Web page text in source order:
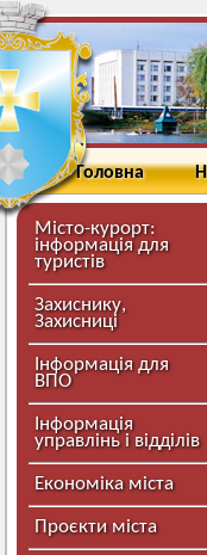
Головна
Місто-курорт:
інформація для
туристів
Захиснику,
Захисниці
Інформація для
ВПО
Інформація
управлінь і відділів
Економіка міста
Проєкти міста